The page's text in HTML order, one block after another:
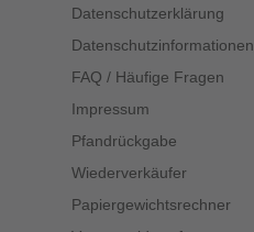
Datenschutzerklärung
Datenschutzinformationen
FAQ / Häufige Fragen
Impressum
Pfandrückgabe
Wiederverkäufer
Papiergewichtsrechner